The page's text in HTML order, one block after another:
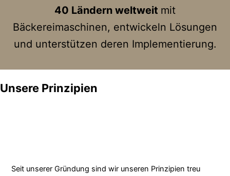
40 Ländern weltweit mit
Bäckereimaschinen, entwickeln Lösungen
und unterstützen deren Implementierung.
Unsere Prinzipien
Seit unserer Gründung sind wir unseren Prinzipien treu